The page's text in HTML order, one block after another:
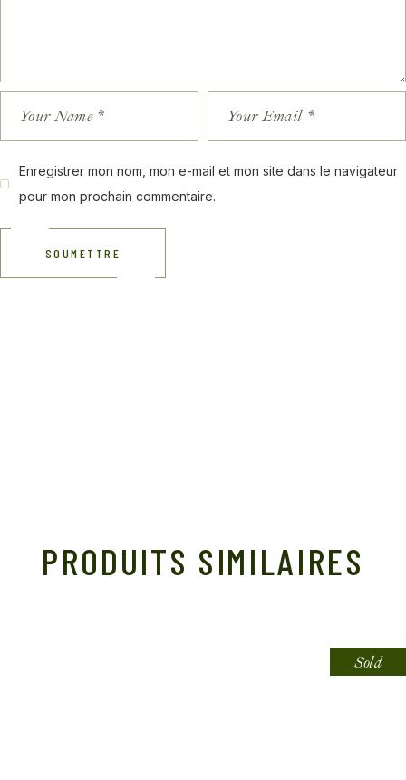
Enregistrer mon nom, mon e-mail et mon site dans le navigateur
pour mon prochain commentaire.
SOUMETTRE
PRODUITS SIMILAIRES
Sold